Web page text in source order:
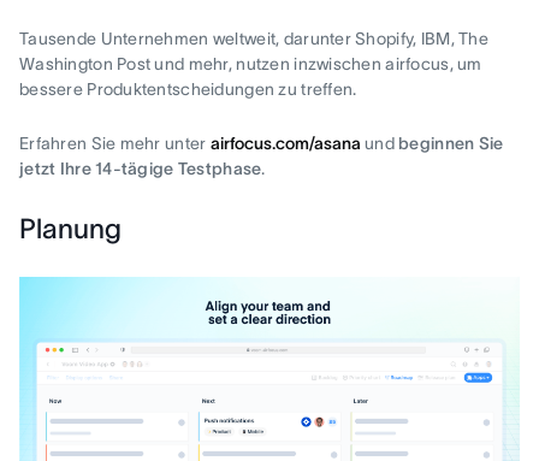
Tausende Unternehmen weltweit, darunter Shopify, IBM, The
Washington Post und mehr, nutzen inzwischen airfocus, um
bessere Produktentscheidungen zu treffen.
Erfahren Sie mehr unter airfocus.com/asana und beginnen Sie
jetzt Ihre 14-tägige Testphase.
Planung